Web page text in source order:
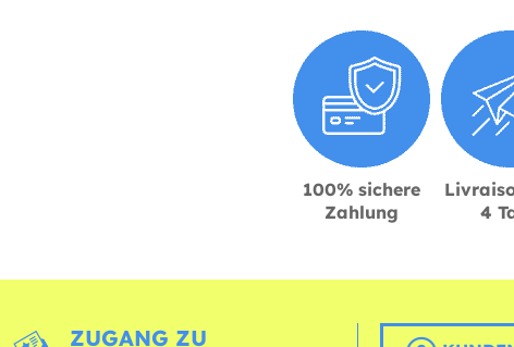
100% sichere
Zahlung
4
ZUGANG ZU